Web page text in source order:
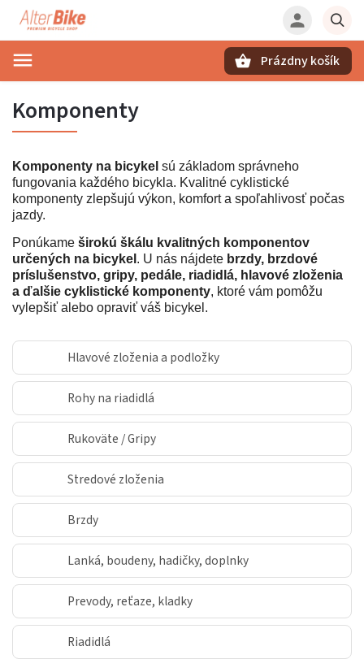
Prázdny košík
Komponenty
Komponenty na bicykel sú základom správneho
fungovania každého bicykla. Kvalitné cyklistické
komponenty zlepšujú výkon, komfort a spoľahlivosť počas
jazdy.
Ponúkame širokú škálu kvalitných komponentov
určených na bicykel . U nás nájdete brzdy, brzdové
príslušenstvo, gripy, pedále, riadidlá, hlavové zloženia
a ďalšie cyklistické komponenty, ktoré vám pomôžu
vylepšiť alebo opraviť váš bicykel.
Hlavové zloženia a podložky
Rohy na riadidlá
Rukoväte / Gripy
Stredové zloženia
Brzdy
Lanká, boudeny, hadičky, doplnky
Prevody, reťaze, kladky
Riadidlá